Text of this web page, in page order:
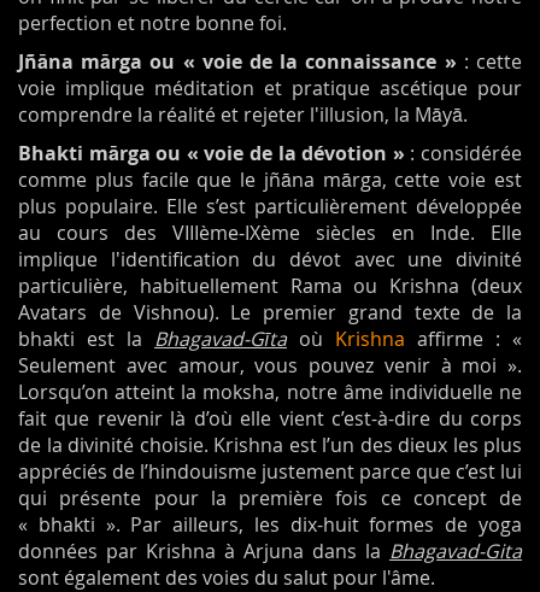
perfection et notre bonne foi.
Jñāna mārga ou « voie de la connaissance » : cette
voie implique méditation et pratique ascétique pour
comprendre la réalité et rejeter l'illusion, la Māyā.
Bhakti mārga ou « voie de la dévotion » : considérée
comme plus facile que le jñāna mārga, cette voie est
plus populaire. Elle s’est particulièrement développée
au cours des VIIIème-IXème siècles en Inde. Elle
implique l'identification du dévot avec une divinité
particulière, habituellement Rama ou Krishna (deux
Avatars de Vishnou). Le premier grand texte de la
bhakti est la Bhagavad-Gītaoù Krishna affirme : «
Seulement avec amour, vous pouvez venir à moi ».
Lorsqu’on atteint la moksha, notre âme individuelle ne
fait que revenir là d’où elle vient c’est-à-dire du corps
de la divinité choisie. Krishna est l’un des dieux les plus
appréciés de l’hindouisme justement parce que c’est lui
qui présente pour la première fois ce concept de
« bhakti ». Par ailleurs, les dix-huit formes de yoga
données par Krishna à Arjuna dans la Bhagavad-Gita
sont également des voies du salut pour l'âme.